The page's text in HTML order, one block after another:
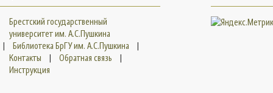
Брестский государственный
университет им. А.С.Пушкина
|
Библиотека БрГУ им. А.С.Пушкина
|
Контакты
| Обратная связь
|
Инструкция